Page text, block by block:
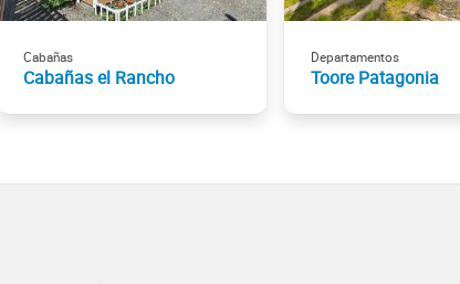
Cabañas
Cabañas el Rancho
Departamentos
Toore Patagonia